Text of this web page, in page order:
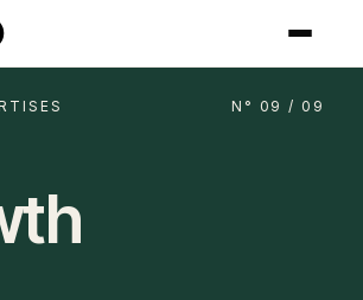
N° 09 / 09